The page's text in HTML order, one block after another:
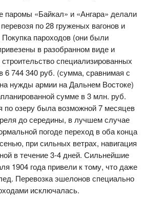
паромы «Байкал» и «Ангара» делали
по 28 груженых вагонов и
Покупка пароходов (они были
в разобранном виде и
специализированных
6 744 340 руб. (сумма, сравнимая с
нужды армии на Дальнем Востоке)
сумме в 3 млн. руб.
по озеру была возможной 7 месяцев
до середины, в лучшем случае
погоде переход в оба конца
при сильных ветрах, навигация
в течение 3-4 дней. Сильнейшие
1904 года привели к тому, что даже
Перевозка эшелонов специально
исключалась.